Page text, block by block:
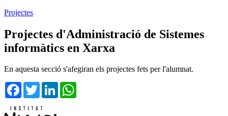
Projectes
Projectes d'Administració de Sistemes
informàtics en Xarxa
En aquesta secció s'afegiran els projectes fets per l'alumnat.
Facebook
TwitterLinkedIn